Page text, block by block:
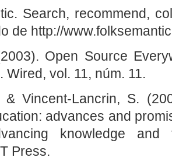
Search, recommend,
de http://
Open Source
Wired, vol. 11, núm. 11.
& Vincent-Lancrin, S.
advances and
knowledge and
Press.